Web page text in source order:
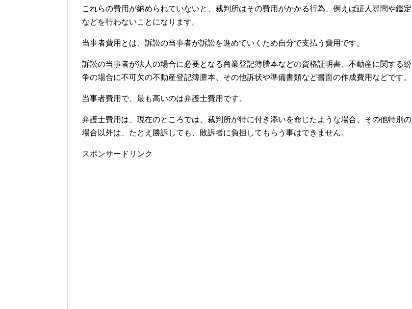
これらの費用が納められていないと、裁判所はその費用がかかる行為、例えば証人尋問や鑑定
などを行わないことになります。
当事者費用とは、訴訟の当事者が訴訟を進めていくため自分で支払う費用です。
訴訟の当事者が法人の場合に必要となる商業登記簿謄本などの資格証明書、不動産に関する紛
争の場合に不可欠の不動産登記簿謄本、その他訴状や準備書類など書面の作成費用などです。
当事者費用で、最も高いのは弁護士費用です。
弁護士費用は、現在のところでは、裁判所が特に付き添いを命じたような場合、その他特別の
場合以外は、たとえ勝訴しても、敗訴者に負担してもらう事はできません。
スポンサードリンク